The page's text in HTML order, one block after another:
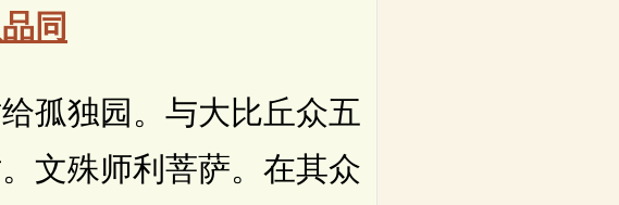
同
孤独园。与大比丘众五
文殊师利菩萨。在其众